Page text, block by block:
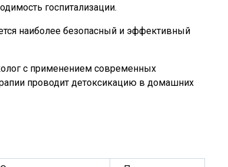
госпитализации.
наиболее безопасный и эффективный
с применением современных
проводит детоксикацию в домашних